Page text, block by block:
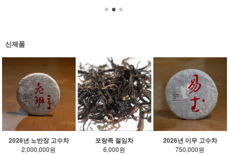
신제품
2026년 노반장 고수차
2,000,000원
포랑족 절임차
6,000원
2026년 이무 고수차
750,000원